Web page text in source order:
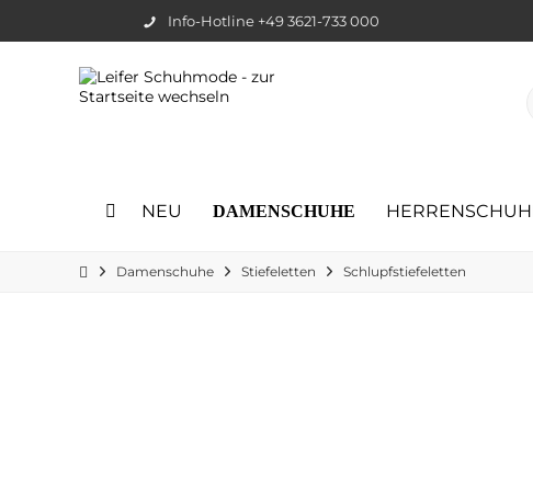
Info-Hotline +49 3621-733 000
NEU DAMENSCHUHE
Damenschuhe Stiefeletten Schlupfstiefeletten